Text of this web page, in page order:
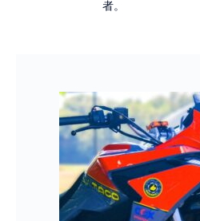
者。